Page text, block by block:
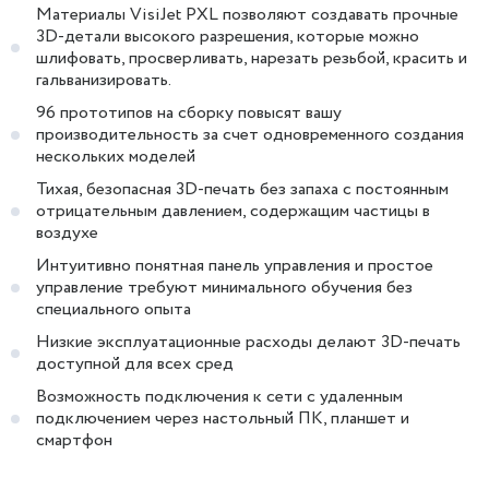
Материалы VisiJet PXL позволяют создавать прочные
3D-детали высокого разрешения, которые можно
шлифовать, просверливать, нарезать резьбой, красить и
гальванизировать.
96 прототипов на сборку повысят вашу
производительность за счет одновременного создания
нескольких моделей
Тихая, безопасная 3D-печать без запаха с постоянным
отрицательным давлением, содержащим частицы в
воздухе
Интуитивно понятная панель управления и простое
управление требуют минимального обучения без
специального опыта
Низкие эксплуатационные расходы делают 3D-печать
доступной для всех сред
Возможность подключения к сети с удаленным
подключением через настольный ПК, планшет и
смартфон